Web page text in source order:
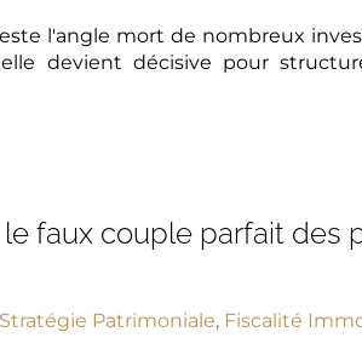
l'angle mort de nombreux
devient décisive pour
le faux couple parfait des
Stratégie Patrimoniale, Fiscalité